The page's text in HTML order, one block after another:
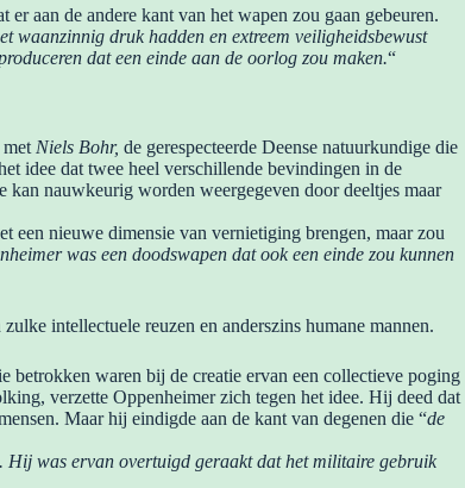
aan de andere kant van het wapen zou gaan gebeuren.
waanzinnig druk hadden en extreem veiligheidsbewust
dat een einde aan de oorlog zou maken.“
Niels Bohr, de gerespecteerde Deense natuurkundige die
idee dat twee heel verschillende bevindingen in de
nauwkeurig worden weergegeven door deeltjes maar
een nieuwe dimensie van vernietiging brengen, maar zou
was een doodswapen dat ook een einde zou kunnen
intellectuele reuzen en anderszins humane mannen.
betrokken waren bij de creatie ervan een collectieve poging
verzette Oppenheimer zich tegen het idee. Hij deed dat
Maar hij eindigde aan de kant van degenen die “de
Hij was ervan overtuigd geraakt dat het militaire gebruik